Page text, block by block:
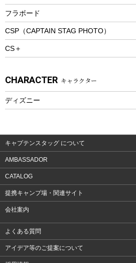
トレッキングアクセサリー
プレイグッズ
ウェルネス
ウェア、タオル
ウェア
フラボード
CSP（CAPTAIN STAG PHOTO）
CS＋
CHARACTER キャラクター
ディズニー
キャプテンスタッグ について
AMBASSADOR
CATALOG
提携キャンプ場・関連サイト
会社案内
よくある質問
アイデア等のご提案について